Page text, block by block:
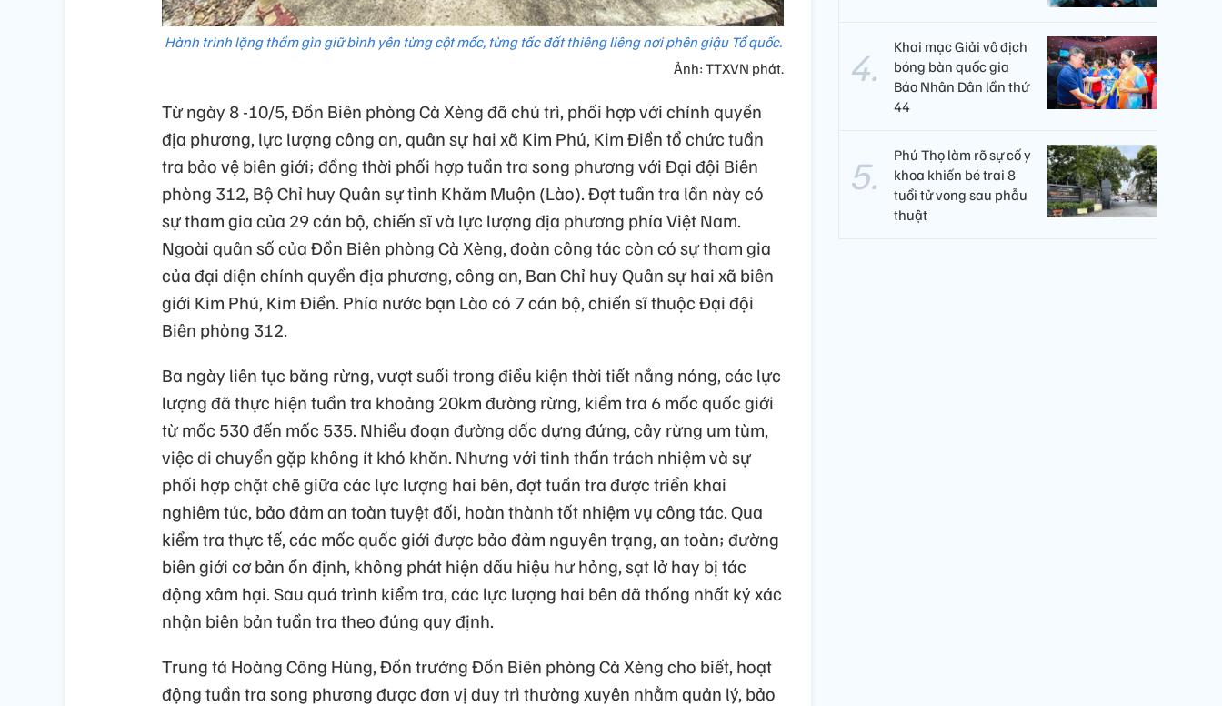
Hành trình lặng thầm gìn giữ bình yên từng cột mốc, từng tấc đất thiêng liêng nơi phên giậu Tổ quốc.
Ảnh: TTXVN phát.
Từ ngày 8 -10/5, Đồn Biên phòng Cà Xèng đã chủ trì, phối hợp với chính quyền
địa phương, lực lượng công an, quân sự hai xã Kim Phú, Kim Điền tổ chức tuần
tra bảo vệ biên giới; đồng thời phối hợp tuần tra song phương với Đại đội Biên
phòng 312, Bộ Chỉ huy Quân sự tỉnh Khăm Muộn (Lào). Đợt tuần tra lần này có
sự tham gia của 29 cán bộ, chiến sĩ và lực lượng địa phương phía Việt Nam.
Ngoài quân số của Đồn Biên phòng Cà Xèng, đoàn công tác còn có sự tham gia
của đại diện chính quyền địa phương, công an, Ban Chỉ huy Quân sự hai xã biên
giới Kim Phú, Kim Điền. Phía nước bạn Lào có 7 cán bộ, chiến sĩ thuộc Đại đội
Biên phòng 312.
Ba ngày liên tục băng rừng, vượt suối trong điều kiện thời tiết nắng nóng, các lực
lượng đã thực hiện tuần tra khoảng 20km đường rừng, kiểm tra 6 mốc quốc giới
từ mốc 530 đến mốc 535. Nhiều đoạn đường dốc dựng đứng, cây rừng um tùm,
việc di chuyển gặp không ít khó khăn. Nhưng với tinh thần trách nhiệm và sự
phối hợp chặt chẽ giữa các lực lượng hai bên, đợt tuần tra được triển khai
nghiêm túc, bảo đảm an toàn tuyệt đối, hoàn thành tốt nhiệm vụ công tác. Qua
kiểm tra thực tế, các mốc quốc giới được bảo đảm nguyên trạng, an toàn; đường
biên giới cơ bản ổn định, không phát hiện dấu hiệu hư hỏng, sạt lở hay bị tác
động xâm hại. Sau quá trình kiểm tra, các lực lượng hai bên đã thống nhất ký xác
nhận biên bản tuần tra theo đúng quy định.
Trung tá Hoàng Công Hùng, Đồn trưởng Đồn Biên phòng Cà Xèng cho biết, hoạt
động tuần tra song phương được đơn vị duy trì thường xuyên nhằm quản lý, bảo
Khai mạc Giải vô địch
bóng bàn quốc gia
Báo Nhân Dân lần thứ
44
Phú Thọ làm rõ sự cố y
khoa khiến bé trai 8
tuổi tử vong sau phẫu
thuật